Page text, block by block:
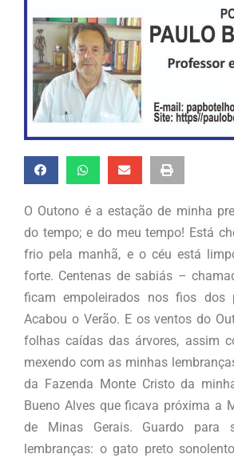
O Outono é a estação de minha
do tempo; e do meu tempo! Está
frio pela manhã, e o céu está
forte. Centenas de sabiás –
ficam empoleirados nos fios dos
Acabou o Verão. E os ventos do
folhas caídas das árvores, assim
mexendo com as minhas
da Fazenda Monte Cristo da
Bueno Alves que ficava próxima a
de Minas Gerais. Guardo para
lembranças: o gato preto